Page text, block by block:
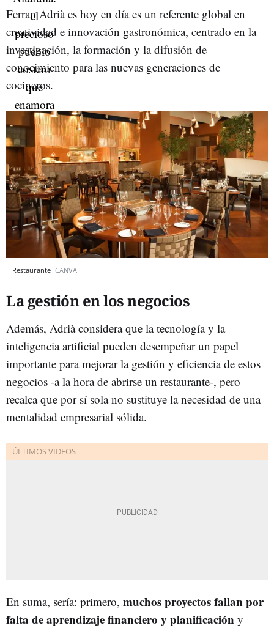
Ferran Adrià es hoy en día es un referente global en
creatividad e innovación gastronómica, centrado en la
investigación, la formación y la difusión de
conocimiento para las nuevas generaciones de
cocineros.
Restaurante CANVA
La gestión en los negocios
Además, Adrià considera que la tecnología y la
inteligencia artificial pueden desempeñar un papel
importante para mejorar la gestión y eficiencia de estos
negocios -a la hora de abrirse un restaurante-, pero
recalca que por sí sola no sustituye la necesidad de una
mentalidad empresarial sólida.
En suma, sería: primero, muchos proyectos fallan por
falta de aprendizaje financiero y planificación y